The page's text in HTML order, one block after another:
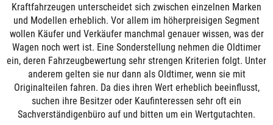
Kraftfahrzeugen unterscheidet sich zwischen einzelnen Marken
und Modellen erheblich. Vor allem im höherpreisigen Segment
wollen Käufer und Verkäufer manchmal genauer wissen, was der
Wagen noch wert ist. Eine Sonderstellung nehmen die Oldtimer
ein, deren Fahrzeugbewertung sehr strengen Kriterien folgt. Unter
anderem gelten sie nur dann als Oldtimer, wenn sie mit
Originalteilen fahren. Da dies ihren Wert erheblich beeinflusst,
suchen ihre Besitzer oder Kaufinteressen sehr oft ein
Sachverständigenbüro auf und bitten um ein Wertgutachten.